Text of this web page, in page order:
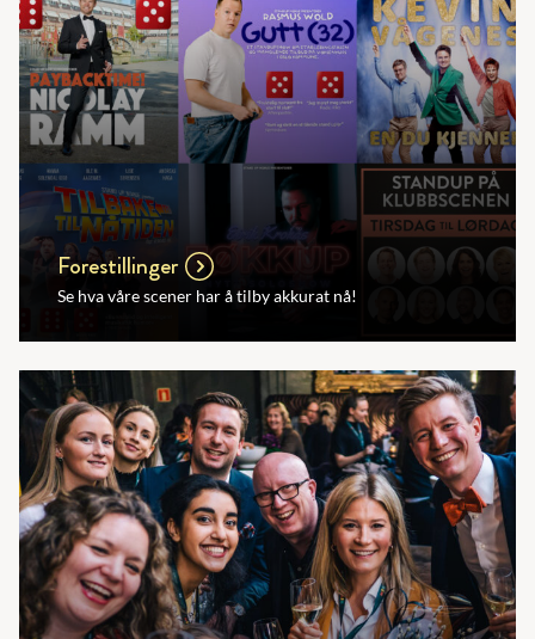
Forestillinger
Se hva våre scener har å tilby akkurat nå!